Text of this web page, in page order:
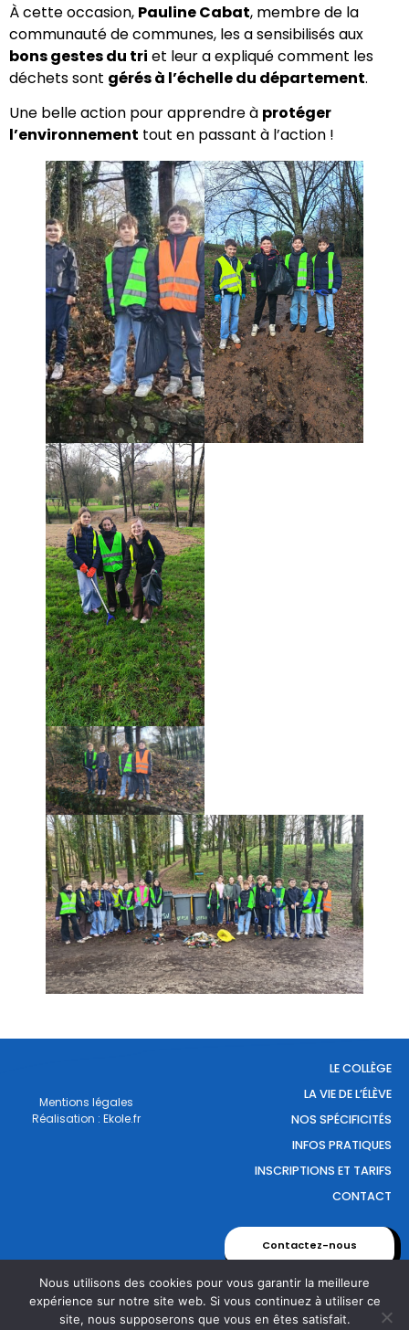
À cette occasion, Pauline Cabat, membre de la
communauté de communes, les a sensibilisés aux
bons gestes du tri et leur a expliqué comment les
déchets sont gérés à l’échelle du département.
Une belle action pour apprendre à protéger
l’environnement tout en passant à l’action !
Mentions légales
Réalisation : Ekole.fr
LE COLLÈGE
LA VIE DE L’ÉLÈVE
NOS SPÉCIFICITÉS
INFOS PRATIQUES
INSCRIPTIONS ET TARIFS
CONTACT
Contactez-nous
Nous utilisons des cookies pour vous garantir la meilleure
expérience sur notre site web. Si vous continuez à utiliser ce
site, nous supposerons que vous en êtes satisfait.